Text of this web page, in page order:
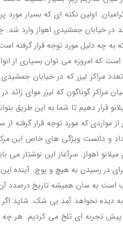
اولین نکته ای که بسیار
در خیابان جمشیدی اهواز وارد
چه دلیل مورد توجه قرار گرفته
که امروزه می توان بسیاری از
مراکز لیزر که در خیابان
مراکز گوناگون که لیزر موای زائد
قرار دهیم تا شما به این طریق
که مورد توجه قرار گرفته
و دانست ویژگی های خاص این
اهواز. سرآغاز این نوشتار
برای در رسیدن به هیچ و پوچ.
به سان همیشه تاریخ درصدد آن
نخواهد آمد بی شک. شاید اگر
پیش تجربه ای تلخ می کردیم. هر